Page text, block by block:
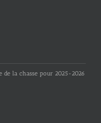
de la chasse pour 2025-2026